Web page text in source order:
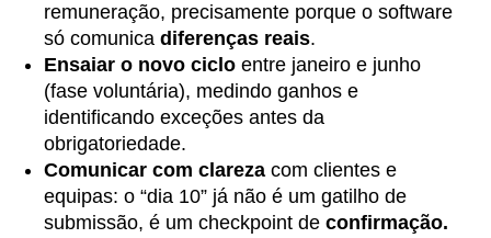
remuneração, precisamente porque o software
só comunica diferenças reais.
Ensaiar o novo ciclo entre janeiro e junho
(fase voluntária), medindo ganhos e
identificando exceções antes da
obrigatoriedade.
Comunicar com clareza com clientes e
equipas: o “dia 10” já não é um gatilho de
submissão, é um checkpoint de confirmação.